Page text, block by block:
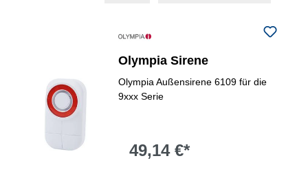
Olympia Sirene
Olympia Außensirene 6109 für die
9xxx Serie
49,14 €*